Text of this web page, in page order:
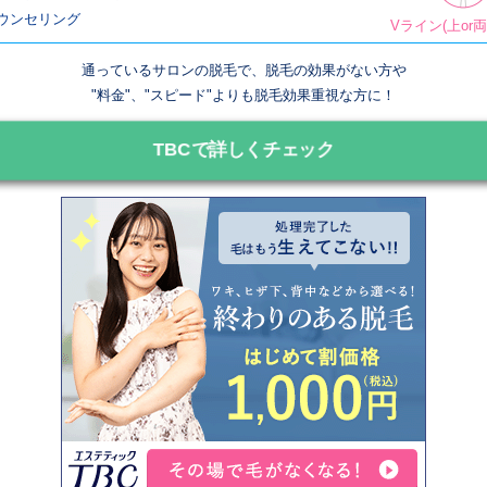
ンセリング
Vライン(上or
通っているサロンの脱毛で、脱毛の効果がない方や
"料金"、"スピード"よりも脱毛効果重視な方に！
TBCで詳しくチェック